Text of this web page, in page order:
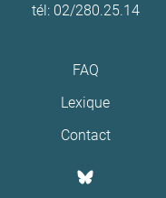
tél: 02/280.25.14
FAQ
Lexique
Contact